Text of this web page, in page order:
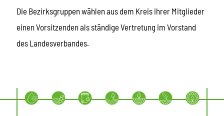
Die Bezirksgruppen wählen aus dem Kreis ihrer Mitglieder
einen Vorsitzenden als ständige Vertretung im Vorstand
des Landesverbandes.